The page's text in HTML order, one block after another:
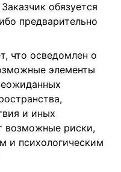
обязуется
предварительно
что осведомлен о
элементы
и иных
возможные риски,
и психологическим